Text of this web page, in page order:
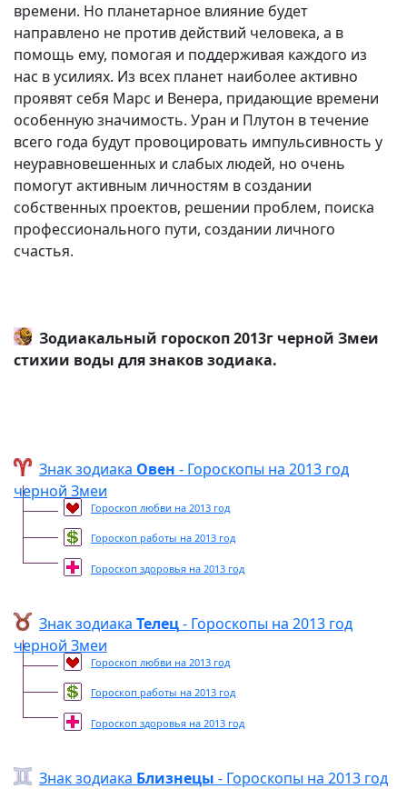
времени. Но планетарное влияние будет
направлено не против действий человека, а в
помощь ему, помогая и поддерживая каждого из
нас в усилиях. Из всех планет наиболее активно
проявят себя Марс и Венера, придающие времени
особенную значимость. Уран и Плутон в течение
всего года будут провоцировать импульсивность у
неуравновешенных и слабых людей, но очень
помогут активным личностям в создании
собственных проектов, решении проблем, поиска
профессионального пути, создании личного
счастья.
Зодиакальный гороскоп 2013г черной Змеи
стихии воды для знаков зодиака.
Знак зодиака Овен - Гороскопы на 2013 год
черной Змеи
Гороскоп любви на 2013 год
Гороскоп работы на 2013 год
Гороскоп здоровья на 2013 год
Знак зодиака Телец- Гороскопы на 2013 год
черной Змеи
Гороскоп любви на 2013 год
Гороскоп работы на 2013 год
Гороскоп здоровья на 2013 год
Знак зодиака Близнецы - Гороскопы на 2013 год